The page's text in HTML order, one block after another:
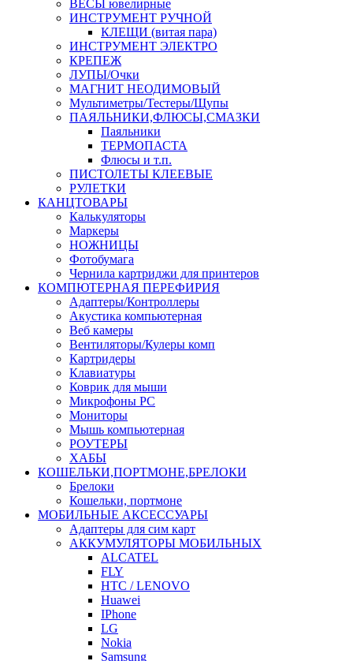
ВЕСЫ ювелирные
ИНСТРУМЕНТ РУЧНОЙ
КЛЕЩИ (витая пара)
ИНСТРУМЕНТ ЭЛЕКТРО
КРЕПЕЖ
ЛУПЫ/Очки
МАГНИТ НЕОДИМОВЫЙ
Мультиметры/Тестеры/Щупы
ПАЯЛЬНИКИ,ФЛЮСЫ,СМАЗКИ
Паяльники
ТЕРМОПАСТА
Флюсы и т.п.
ПИСТОЛЕТЫ КЛЕЕВЫЕ
РУЛЕТКИ
КАНЦТОВАРЫ
Калькуляторы
Маркеры
НОЖНИЦЫ
Фотобумага
Чернила картриджи для принтеров
КОМПЮТЕРНАЯ ПЕРЕФИРИЯ
Адаптеры/Контроллеры
Акустика компьютерная
Веб камеры
Вентиляторы/Кулеры комп
Картридеры
Клавиатуры
Коврик для мыши
Микрофоны PC
Мониторы
Мышь компьютерная
РОУТЕРЫ
ХАБЫ
КОШЕЛЬКИ,ПОРТМОНЕ,БРЕЛОКИ
Брелоки
Кошельки, портмоне
МОБИЛЬНЫЕ АКСЕССУАРЫ
Адаптеры для сим карт
АККУМУЛЯТОРЫ МОБИЛЬНЫХ
ALCATEL
FLY
HTC / LENOVO
Huawei
IPhone
LG
Nokia
Samsung